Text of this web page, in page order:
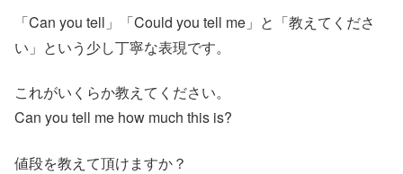
「Can you tell」「Could you tell me」と「教えてくださ
い」という少し丁寧な表現です。
これがいくらか教えてください。
Can you tell me how much this is?
値段を教えて頂けますか？